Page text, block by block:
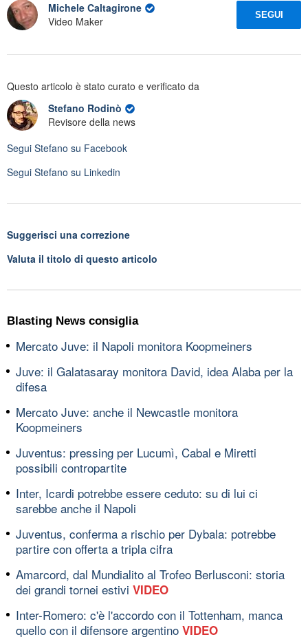
Michele Caltagirone
Video Maker
SEGUI
Questo articolo è stato curato e verificato da
Stefano Rodinò
Revisore della news
Segui Stefano su Facebook
Segui Stefano su Linkedin
Suggerisci una correzione
Valuta il titolo di questo articolo
Blasting News consiglia
Mercato Juve: il Napoli monitora Koopmeiners
Juve: il Galatasaray monitora David, idea Alaba per la
difesa
Mercato Juve: anche il Newcastle monitora
Koopmeiners
Juventus: pressing per Lucumì, Cabal e Miretti
possibili contropartite
Inter, Icardi potrebbe essere ceduto: su di lui ci
sarebbe anche il Napoli
Juventus, conferma a rischio per Dybala: potrebbe
partire con offerta a tripla cifra
Amarcord, dal Mundialito al Trofeo Berlusconi: storia
dei grandi tornei estivi VIDEO
Inter-Romero: c'è l'accordo con il Tottenham, manca
quello con il difensore argentino VIDEO